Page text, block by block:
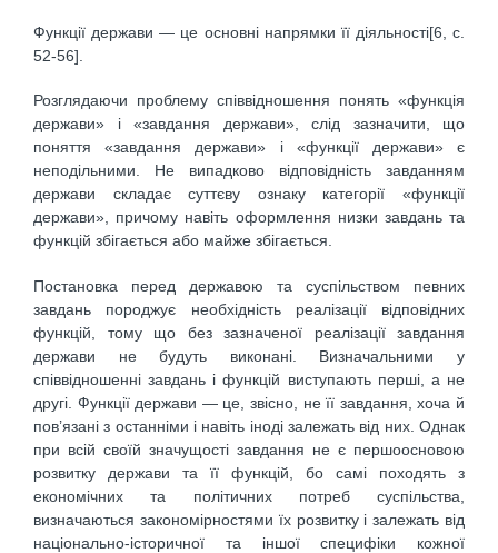
Функції держави — це основні напрямки її діяльності[6, c.
52-56].
Розглядаючи проблему співвідношення понять «функція
держави» і «завдання держави», слід зазначити, що
поняття «завдання держави» і «функції держави» є
неподільними. Не випадково відповідність завданням
держави складає суттєву ознаку категорії «функції
держави», причому навіть оформлення низки завдань та
функцій збігається або майже збігається.
Постановка перед державою та суспільством певних
завдань породжує необхідність реалізації відповідних
функцій, тому що без зазначеної реалізації завдання
держави не будуть виконані. Визначальними у
співвідношенні завдань і функцій виступають перші, а не
другі. Функції держави — це, звісно, не її завдання, хоча й
пов’язані з останніми і навіть іноді залежать від них. Однак
при всій своїй значущості завдання не є першоосновою
розвитку держави та її функцій, бо самі походять з
економічних та політичних потреб суспільства,
визначаються закономірностями їх розвитку і залежать від
національно-історичної та іншої специфіки кожної